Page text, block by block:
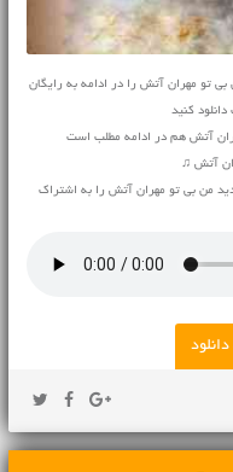
تو مهران آتش را در ادامه به رایگان
آتش هم در ادامه مطلب است
آتش ♫
من بی تو مهران آتش را به اشتراک